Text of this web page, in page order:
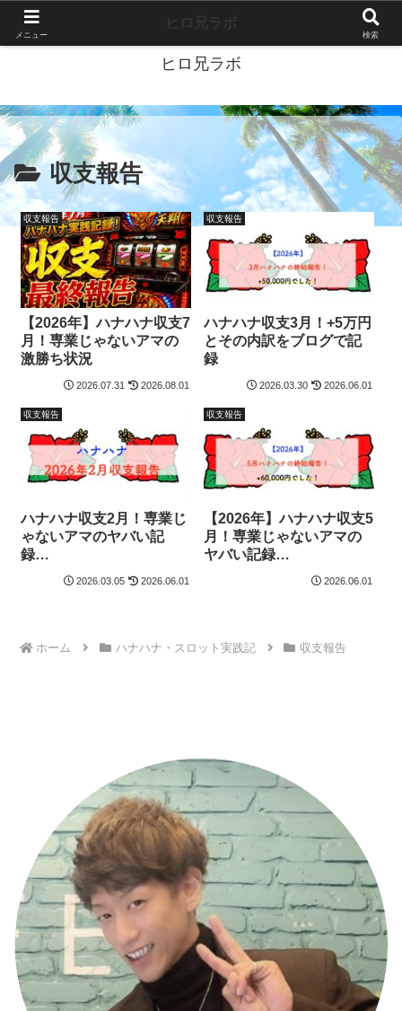
ヒロ兄ラボ
収支報告
収支報告
【2026年】ハナハナ収支7
月！専業じゃないアマの
激勝ち状況
2026.07.31 2026.08.01
収支報告
ハナハナ収支3月！+5万円
とその内訳をブログで記
録
2026.03.30 2026.06.01
収支報告
ハナハナ収支2月！専業じ
ゃないアマのヤバい記
録…
2026.03.05 2026.06.01
収支報告
【2026年】ハナハナ収支5
月！専業じゃないアマの
ヤバい記録…
2026.06.01
ホーム ハナハナ・スロット実践記 収支報告
メニュー 検索